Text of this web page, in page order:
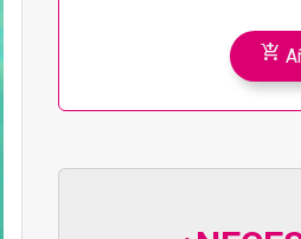
add_shopping_cart